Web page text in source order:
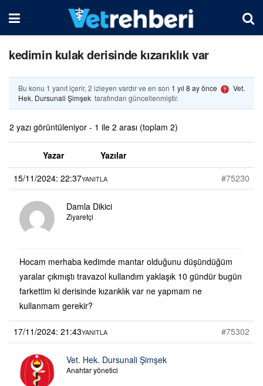
kedimin kulak derisinde kızarıklık var
Bu konu 1 yanıt içerir, 2 izleyen vardır ve en son 1 yıl 8 ay önce
Vet.
Hek. Dursunali Şimşek tarafından güncellenmiştir.
2 yazı görüntüleniyor - 1 ile 2 arası (toplam 2)
Yazar
Yazılar
15/11/2024: 22:37
#75230
YANITLA
Damla Dikici
Ziyaretçi
Hocam merhaba kedimde mantar olduğunu düşündüğüm
yaralar çıkmıştı travazol kullandım yaklaşık 10 gündür bugün
farkettim ki derisinde kızarıklık var ne yapmam ne
kullanmam gerekir?
17/11/2024: 21:43 #75302
YANITLA
Vet. Hek. Dursunali Şimşek
Anahtar yönetici